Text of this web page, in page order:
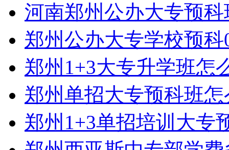
河南郑州公办大专预
郑州公办大专学校预
郑州1+3大专升学班怎
郑州单招大专预科班
郑州1+3单招培训大专